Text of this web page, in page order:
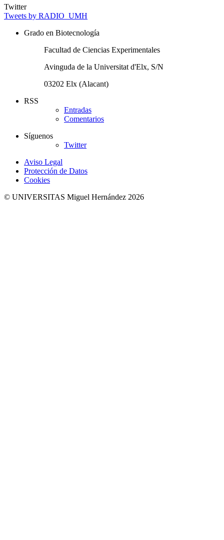
Twitter
Tweets by RADIO_UMH
Grado en Biotecnología
Facultad de Ciencias Experimentales
Avinguda de la Universitat d'Elx, S/N
03202 Elx (Alacant)
RSS
Entradas
Comentarios
Síguenos
Twitter
Aviso Legal
Protección de Datos
Cookies
© UNIVERSITAS Miguel Hernández 2026